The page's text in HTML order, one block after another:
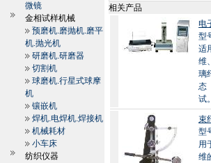
微镜
金相试样机械
预磨机.磨抛机.磨平
机.抛光机
研磨机.研磨器
切割机
球磨机.行星式球摩
机
镶嵌机
焊机.电焊机.焊接机
机械耗材
小车床
纺织仪器
相关产品
电
型
适
维
璃
态
试。
束
型
用
维